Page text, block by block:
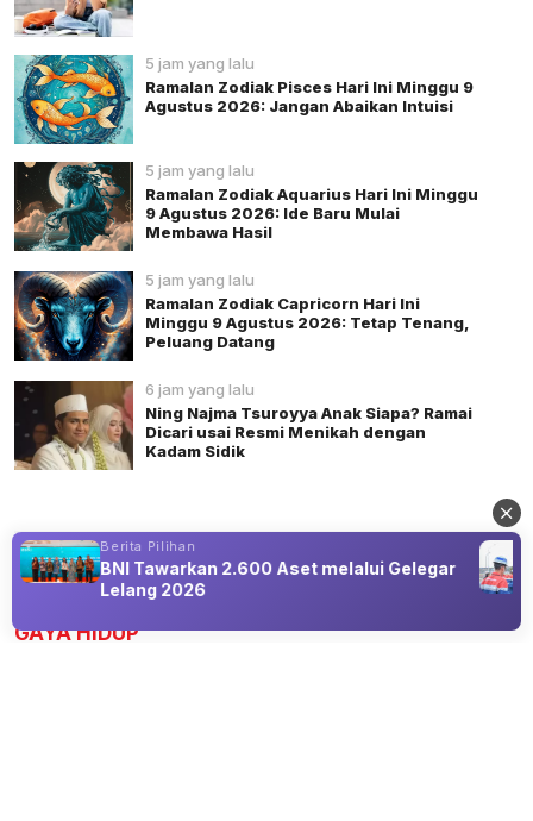
5 jam yang lalu
Ramalan Zodiak Pisces Hari Ini Minggu 9
Agustus 2026: Jangan Abaikan Intuisi
5 jam yang lalu
Ramalan Zodiak Aquarius Hari Ini Minggu
9 Agustus 2026: Ide Baru Mulai
Membawa Hasil
5 jam yang lalu
Ramalan Zodiak Capricorn Hari Ini
Minggu 9 Agustus 2026: Tetap Tenang,
Peluang Datang
6 jam yang lalu
Ning Najma Tsuroyya Anak Siapa? Ramai
Dicari usai Resmi Menikah dengan
Kadam Sidik
Advertisement
GAYA HIDUP
Berita Pilihan
BNI Tawarkan 2.600 Aset melalui Gelegar
Lelang 2026